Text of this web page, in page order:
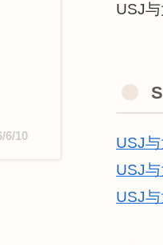
6/10
USJ
USJ
USJ
USJ